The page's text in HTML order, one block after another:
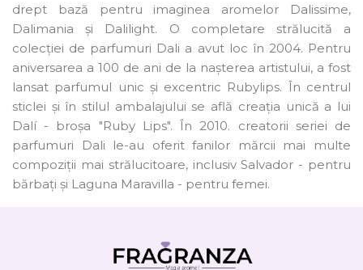
drept bază pentru imaginea aromelor Dalissime,
Dalimania și Dalilight. O completare strălucită a
colecției de parfumuri Dali a avut loc în 2004. Pentru
aniversarea a 100 de ani de la nașterea artistului, a fost
lansat parfumul unic și excentric Rubylips. În centrul
sticlei și în stilul ambalajului se află creația unică a lui
Dalí - broșa "Ruby Lips". În 2010. creatorii seriei de
parfumuri Dali le-au oferit fanilor mărcii mai multe
compoziții mai strălucitoare, inclusiv Salvador - pentru
bărbați și Laguna Maravilla - pentru femei.